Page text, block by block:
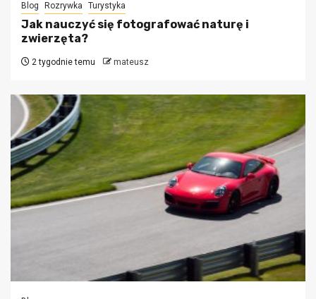
Blog Rozrywka Turystyka
Jak nauczyć się fotografować naturę i
zwierzęta?
2 tygodnie temu mateusz